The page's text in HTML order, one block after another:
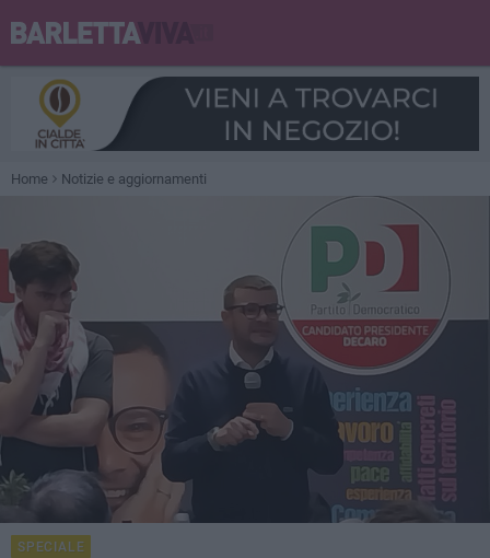
Home Notizie e aggiornamenti
SPECIALE